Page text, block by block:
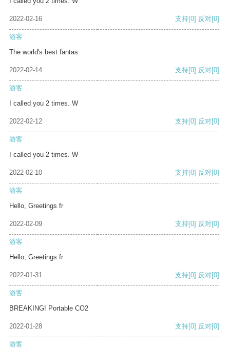
2022-02-16 支持[0] 反对[0]
游客
The world's best fantas
2022-02-14 支持[0] 反对[0]
游客
I called you 2 times. W
2022-02-12 支持[0] 反对[0]
游客
I called you 2 times. W
2022-02-10 支持[0] 反对[0]
游客
Hello, Greetings fr
2022-02-09 支持[0] 反对[0]
游客
Hello, Greetings fr
2022-01-31 支持[0] 反对[0]
游客
BREAKING! Portable CO2
2022-01-28 支持[0] 反对[0]
游客